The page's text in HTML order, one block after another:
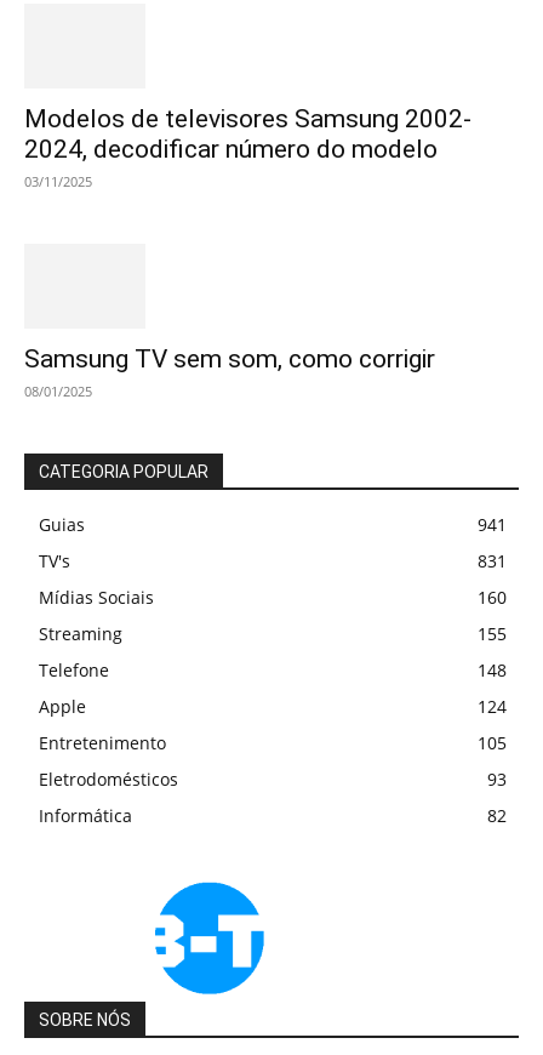
Modelos de televisores Samsung 2002-
2024, decodificar número do modelo
03/11/2025
Samsung TV sem som, como corrigir
08/01/2025
CATEGORIA POPULAR
Guias
941
TV's
831
Mídias Sociais
160
Streaming
155
Telefone
148
Apple
124
Entretenimento
105
Eletrodomésticos
93
Informática
82
SOBRE NÓS